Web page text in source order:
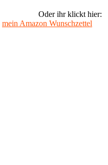
Oder ihr klickt hier:
mein Amazon Wunschzettel